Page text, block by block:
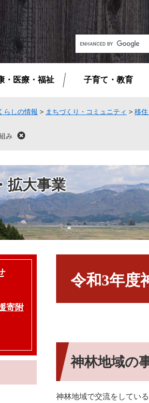
G
o
o
カ
・医療・福祉 子育て・教育
らしの情報 > まちづくり・コミュニティ > 移
み
閉
拡大事業
令和3年度
神林地域の
神林地域で交流をしてい
寄附